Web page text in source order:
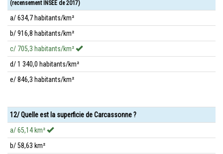
(recensement INSEE de 2017)
a/ 634,7 habitants/km²
b/ 916,8 habitants/km²
c/ 705,3 habitants/km²
d/ 1 340,0 habitants/km²
e/ 846,3 habitants/km²
12/ Quelle est la superficie de Carcassonne ?
a/ 65,14 km²
b/ 58,63 km²